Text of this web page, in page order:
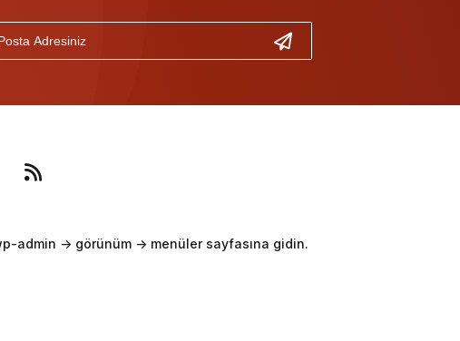
admin -> görünüm -> menüler sayfasına gidin.